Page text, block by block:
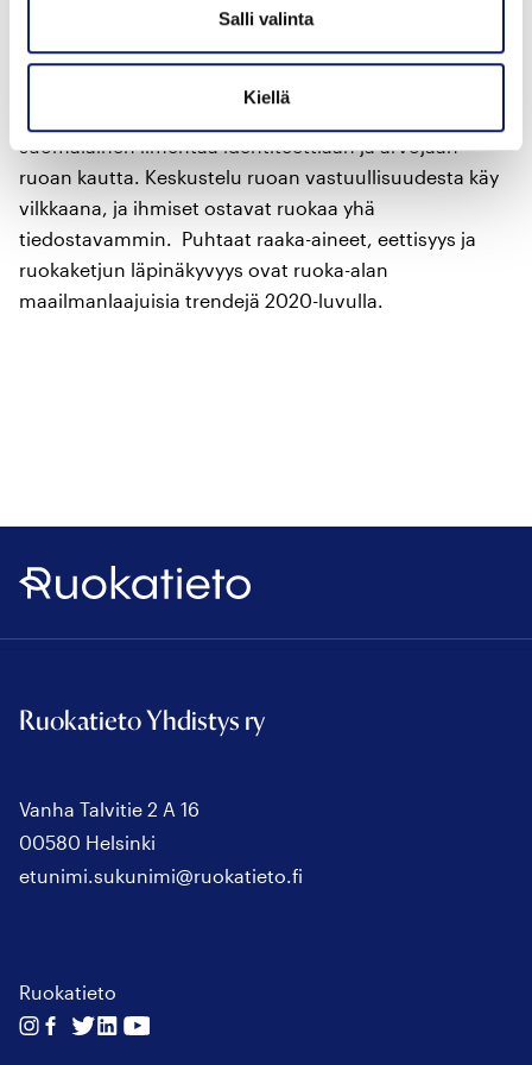
Salli valinta
Kiellä
Suomalaisten suhde ruokailuun on muuttunut
suomalainen ilmentää identiteettiään ja arvojaan
ruoan kautta. Keskustelu ruoan vastuullisuudesta käy
vilkkaana, ja ihmiset ostavat ruokaa yhä
tiedostavammin. Puhtaat raaka-aineet, eettisyys ja
ruokaketjun läpinäkyvyys ovat ruoka-alan
maailmanlaajuisia trendejä 2020-luvulla.
Ruokatieto
Ruokatieto Yhdistys ry
Vanha Talvitie 2 A 16
00580 Helsinki
etunimi.sukunimi@ruokatieto.fi
Ruokatieto
Seuraa
Seuraa
Seuraa
SeuraaSeuraa